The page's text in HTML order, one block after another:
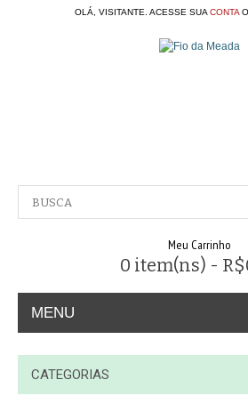
OLÁ, VISITANTE. ACESSE SUA CONTA
Meu Carrinho
0 item(ns) -
MENU
A EMPRESA
CONTATO
CATEGORIAS